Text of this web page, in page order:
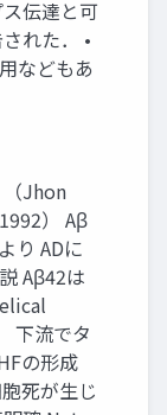
伝達と可
れた． •
などもあ
（Jhon
） Aβ
り ADに
Aβ42は
下流でタ
の形成
死が生じ